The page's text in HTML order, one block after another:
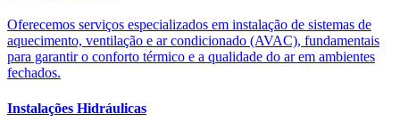
Oferecemos serviços especializados em instalação de sistemas de
aquecimento, ventilação e ar condicionado (AVAC), fundamentais
para garantir o conforto térmico e a qualidade do ar em ambientes
fechados.
Instalações Hidráulicas